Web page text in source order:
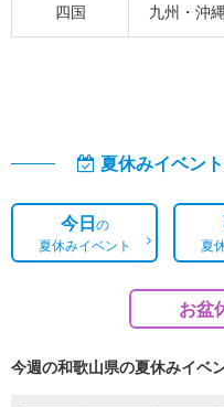
四国 九州・沖
夏休みイベン
今日の
夏休みイベント
夏
お盆
今週の和歌山県の夏休みイベ